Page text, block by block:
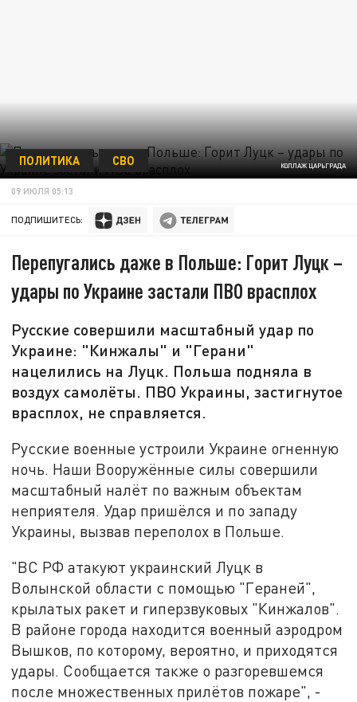
КОЛЛАЖ ЦАРЬГРАДА
ПОЛИТИКА СВО
09 ИЮЛЯ 05:13
ПОДПИШИТЕСЬ:
Перепугались даже в Польше: Горит Луцк –
удары по Украине застали ПВО врасплох
Русские совершили масштабный удар по
Украине: "Кинжалы" и "Герани"
нацелились на Луцк. Польша подняла в
воздух самолёты. ПВО Украины, застигнутое
врасплох, не справляется.
Русские военные устроили Украине огненную
ночь. Наши Вооружённые силы совершили
масштабный налёт по важным объектам
неприятеля. Удар пришёлся и по западу
Украины, вызвав переполох в Польше.
"ВС РФ атакуют украинский Луцк в
Волынской области с помощью "Гераней",
крылатых ракет и гиперзвуковых "Кинжалов".
В районе города находится военный аэродром
Вышков, по которому, вероятно, и приходятся
удары. Сообщается также о разгоревшемся
после множественных прилётов пожаре", -